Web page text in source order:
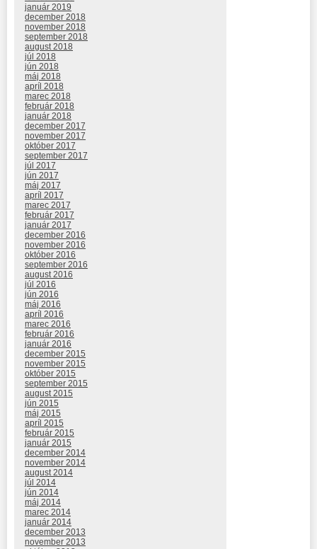
január 2019
december 2018
november 2018
september 2018
august 2018
júl 2018
jún 2018
máj 2018
apríl 2018
marec 2018
február 2018
január 2018
december 2017
november 2017
október 2017
september 2017
júl 2017
jún 2017
máj 2017
apríl 2017
marec 2017
február 2017
január 2017
december 2016
november 2016
október 2016
september 2016
august 2016
júl 2016
jún 2016
máj 2016
apríl 2016
marec 2016
február 2016
január 2016
december 2015
november 2015
október 2015
september 2015
august 2015
jún 2015
máj 2015
apríl 2015
február 2015
január 2015
december 2014
november 2014
august 2014
júl 2014
jún 2014
máj 2014
marec 2014
január 2014
december 2013
november 2013